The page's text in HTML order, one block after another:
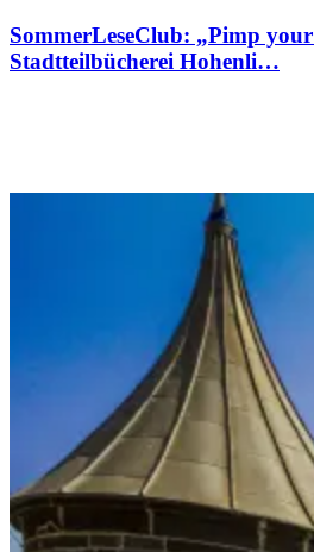
SommerLeseClub: „Pimp
Stadtteilbücherei Hohenli…